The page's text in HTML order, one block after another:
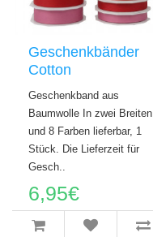
Geschenkbänder
Cotton
Geschenkband aus
Baumwolle In zwei Breiten
und 8 Farben lieferbar, 1
Stück. Die Lieferzeit für
Gesch..
6,95€